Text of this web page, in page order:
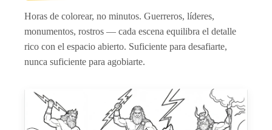
Horas de colorear, no minutos. Guerreros, líderes,
monumentos, rostros — cada escena equilibra el detalle
rico con el espacio abierto. Suficiente para desafiarte,
nunca suficiente para agobiarte.